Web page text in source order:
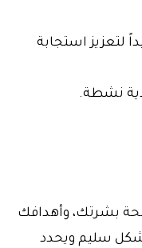
لتعزيز استجابة
نشطة.
بشرتك، وأهدافك
سليم ويحدد